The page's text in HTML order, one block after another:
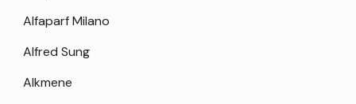
Alfaparf Milano
Alfred Sung
Alkmene